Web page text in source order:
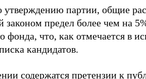
утверждению партии, общие
законом предел более чем на
фонда, что, как отмечается в
кандидатов.
содержатся претензии к